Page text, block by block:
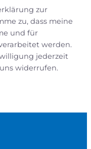
zur
zu, dass meine
und für
werden.
jederzeit
widerrufen.